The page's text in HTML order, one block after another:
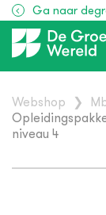
Ga naar
Webshop ❯
niveau 4